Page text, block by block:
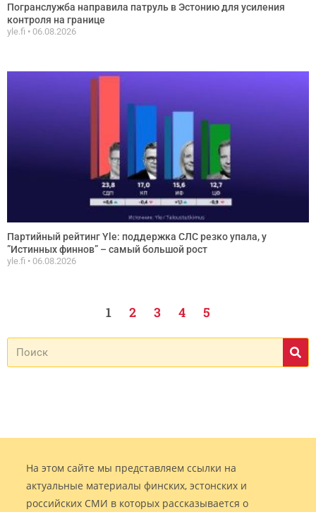
Погранслужба направила патруль в Эстонию для усиления
контроля на границе
yle.fi 06.08.2026
Партийный рейтинг Yle: поддержка СЛС резко упала, у
”Истинных финнов” – самый большой рост
yle.fi 06.08.2026
1 2 3 4 5
На этом сайте мы представляем ссылки на
актуальные материалы финских, эстонских и
российских СМИ в которых рассказывается о